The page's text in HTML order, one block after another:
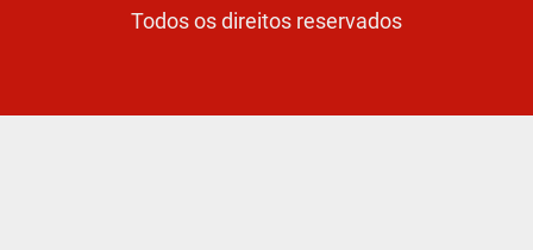
Todos os direitos reservados